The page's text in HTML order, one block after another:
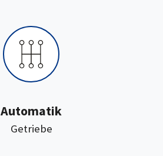
Getriebe:
Automatik